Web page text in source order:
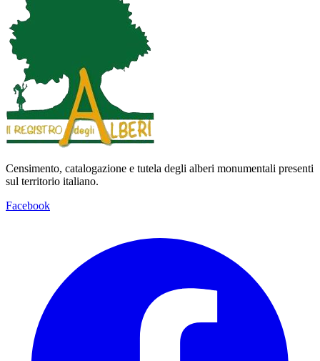
Censimento, catalogazione e tutela degli alberi monumentali presenti
sul territorio italiano.
Facebook